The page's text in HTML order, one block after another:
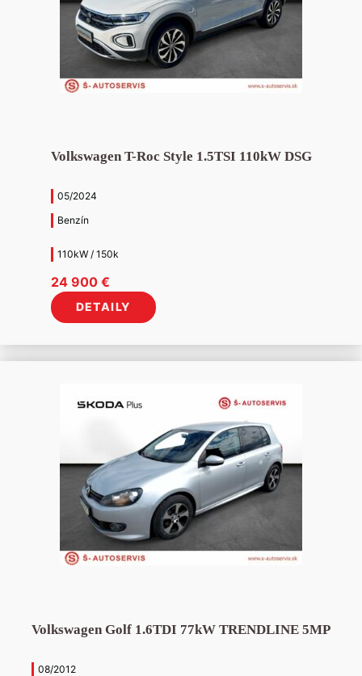
Volkswagen T-Roc Style 1.5TSI 110kW DSG
05/2024
Benzín
110kW / 150k
24 900 €
DETAILY
Volkswagen Golf 1.6TDI 77kW TRENDLINE 5MP
08/2012